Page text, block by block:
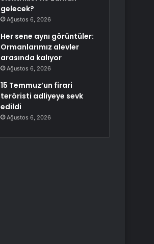
gelecek?
Ağustos 6, 2026
Her sene aynı görüntüler:
Ormanlarımız alevler
arasında kalıyor
Ağustos 6, 2026
15 Temmuz’un firari
teröristi adliyeye sevk
edildi
Ağustos 6, 2026